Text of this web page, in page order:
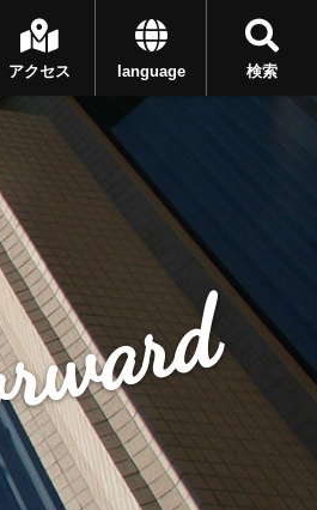
検索
language
アクセス